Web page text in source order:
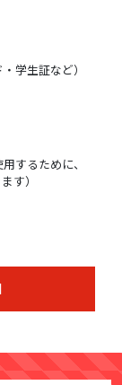
学生証など）
するために、
す）